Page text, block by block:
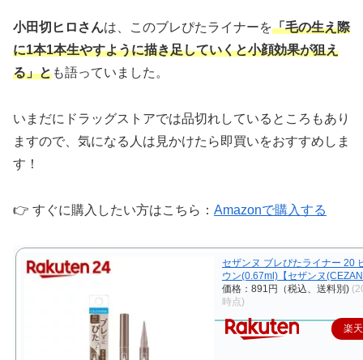
小田切ヒロさんは、このブレぴたライナーを「毛の生え際
に1本1本生やすように描き足していくと小顔効果が狙え
る」とも語っていました。
いまだにドラッグストアでは品切れしているところもあり
ますので、気になる人は見かけたら即買いをおすすめしま
す！
👉 すぐに購入したい方はこちら： Amazonで購入する
セザンヌ ブレぴたライナー 20
ウン(0.67ml)【セザンヌ
価格：891円（税込、送料別)
時点)
楽